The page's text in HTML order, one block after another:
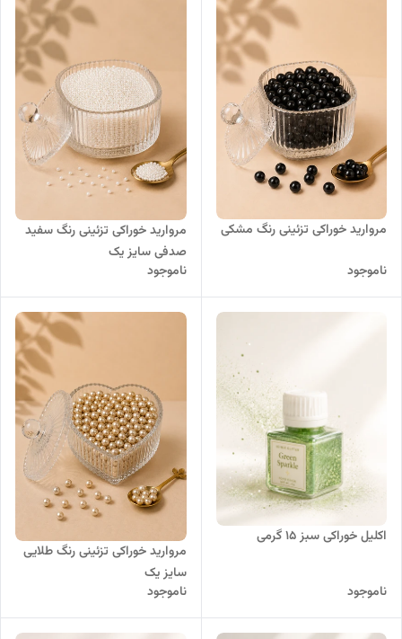
مروارید خوراکی تزئینی رنگ مشکی
ناموجود
مروارید خوراکی تزئینی رنگ سفید
صدفی سایز یک
ناموجود
اکلیل خوراکی سبز 15 گرمی
ناموجود
مروارید خوراکی تزئینی رنگ طلایی
سایز یک
ناموجود